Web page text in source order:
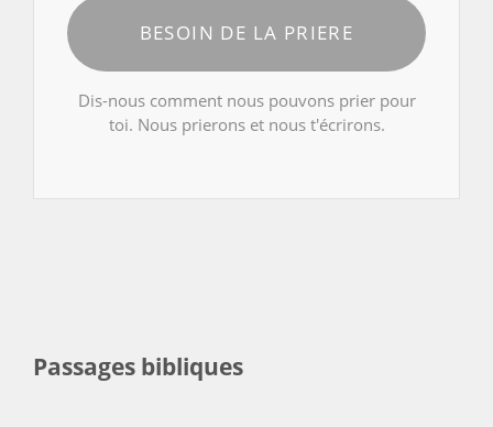
BESOIN DE LA PRIERE
Dis-nous comment nous pouvons prier pour
toi. Nous prierons et nous t'écrirons.
Passages bibliques